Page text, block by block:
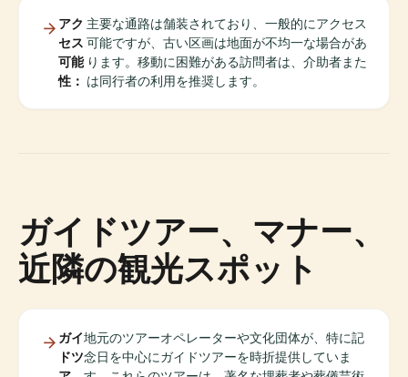
アク
セス
可能
性：
主要な通路は舗装されており、一般的にアクセス
可能ですが、古い区画は地面が不均一な場合があ
ります。移動に困難がある訪問者は、介助者また
は同行者の利用を推奨します。
ガイドツアー、マナー、
近隣の観光スポット
ガイ
ドツ
地元のツアーオペレーターや文化団体が、特に記
念日を中心にガイドツアーを時折提供していま